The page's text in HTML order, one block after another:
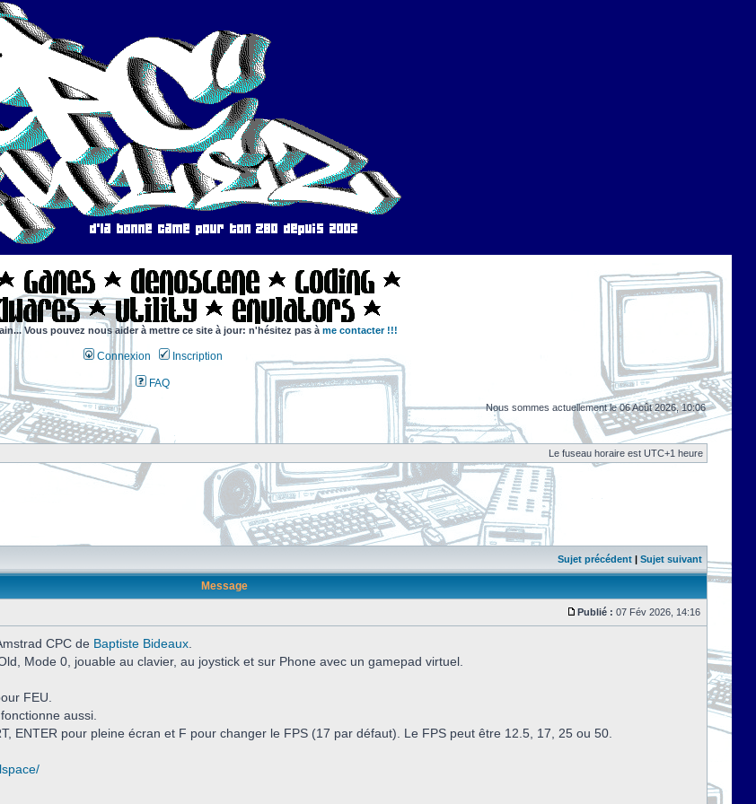
Vous pouvez nous aider à mettre ce site à jour: n'hésitez pas à me contacter !!!
Connexion Inscription
FAQ
Nous sommes actuellement le 06 Août 2026, 10:06
Le fuseau horaire est UTC+1 heure
Sujet précédent | Sujet suivant
Message
Publié : 07 Fév 2026, 14:16
CPC de Baptiste Bideaux
Mode 0, jouable au clavier, au joystick et sur Phone avec un gamepad virtuel.
FEU.
aussi.
ENTER pour pleine écran et F pour changer le FPS (17 par défaut). Le FPS peut être 12.5, 17, 25 ou 50.